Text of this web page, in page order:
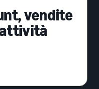
vendite